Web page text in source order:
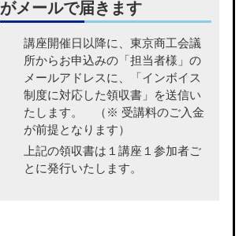
がメールで届きます
講座開催日以降に、東京商工会議
所からお申込みの「担当者様」の
メールアドレスに、「インボイス
制度に対応した領収書」を送信い
たします。
（※ 受講料のご入金
が前提となります）
上記の領収書は１講座１参加者ご
とに発行いたします。